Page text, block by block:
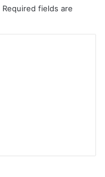
Required fields are